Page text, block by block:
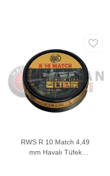
RWS R 10 Match 4,49
mm Havalı Tüfek